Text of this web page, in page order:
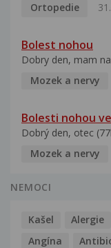
Ortopedie
Bolest nohou
Dobry den, mam
Mozek a nervy
Bolesti nohou
Dobrý den, otec
Mozek a nervy
NEMOCI
Kašel Alergie
Angína